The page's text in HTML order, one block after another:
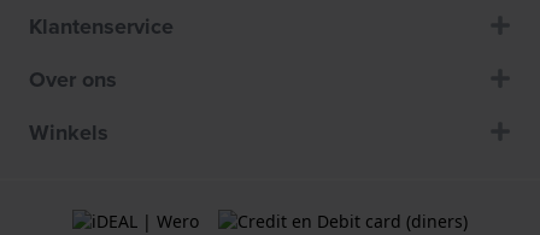
Klantenservice
Over ons
Winkels